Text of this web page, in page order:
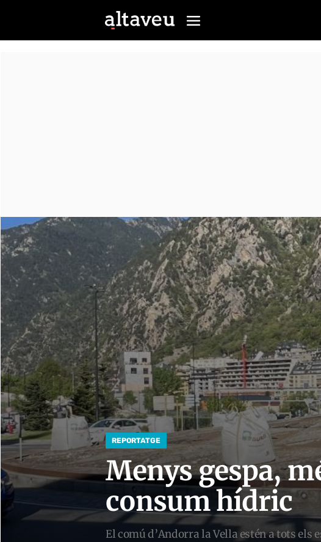
REPORTATGE
Menys gespa,
consum hídric
El comú d’Andorra la Vella estén a tots